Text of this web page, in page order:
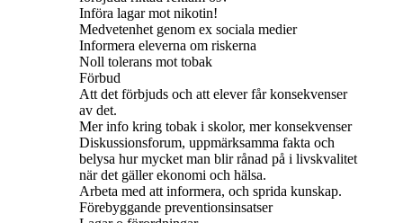
Införa lagar mot nikotin!
Medvetenhet genom ex sociala medier
Informera eleverna om riskerna
Noll tolerans mot tobak
Förbud
Att det förbjuds och att elever får konsekvenser
av det.
Mer info kring tobak i skolor, mer konsekvenser
Diskussionsforum, uppmärksamma fakta och
belysa hur mycket man blir rånad på i livskvalitet
när det gäller ekonomi och hälsa.
Arbeta med att informera, och sprida kunskap.
Förebyggande preventionsinsatser